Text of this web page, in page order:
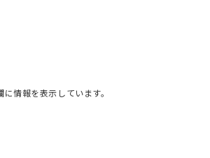
情報を表示しています。